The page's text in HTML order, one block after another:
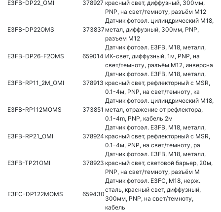
E3FB-DP22_OMI 378927 красный свет, диффузный, 300мм,
PNP, на свет/темноту, разъём M12
E3FB-DP22OMS 373837
Датчик фотоэл. цилиндрический M18,
метал, диффузный, 300мм, PNP,
разъем М12
E3FB-DP26-F2OMS 659014
Датчик фотоэл. E3FB, M18, металл,
ИК-свет, диффузный, 1м, PNP, на
свет/темноту, разъём M12, инверсна
E3FB-RP11_2M_OMI 378913
Датчик фотоэл. E3FB, M18, металл,
красный свет, рефлекторный с MSR,
0.1-4м, PNP, на свет/темноту, ка
E3FB-RP112MOMS 373851
Датчик фотоэл. цилиндрический M18,
метал, отражение от рефлектора,
0.1-4m, PNP, кабель 2м
E3FB-RP21_OMI 378924
Датчик фотоэл. E3FB, M18, металл,
красный свет, рефлекторный с MSR,
0.1-4м, PNP, на свет/темноту, ра
E3FB-TP21OMI 378923
Датчик фотоэл. E3FB, M18, металл,
красный свет, световой барьер, 20м,
PNP, на свет/темноту, разъём M
E3FC-DP122MOMS 659430
Датчик фотоэл. E3FC, M18, нерж.
сталь, красный свет, диффузный,
300мм, PNP, на свет/темноту,
кабель